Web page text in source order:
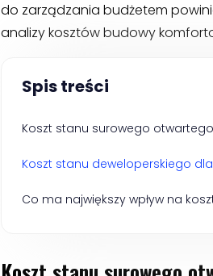
do zarządzania budżetem
analizy kosztów budowy
Spis treści
Koszt stanu surowego
Koszt stanu deweloperskiego
Co ma największy wpływ na